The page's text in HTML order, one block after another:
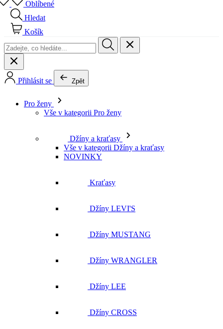
Oblíbené
Hledat
Košík
Přihlásit se Zpět
Pro ženy
Vše v kategorii Pro ženy
Džíny a kraťasy
Vše v kategorii Džíny a kraťasy
NOVINKY
Kraťasy
Džíny LEVI'S
Džíny MUSTANG
Džíny WRANGLER
Džíny LEE
Džíny CROSS